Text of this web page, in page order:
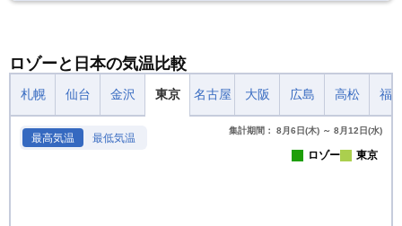
ロゾーと日本の気温比較
札幌 仙台 金沢 東京 名古屋 大阪 広島 高松 福
最高気温 最低気温
集計期間： 8月6日(木) ～ 8月12日(水)
ロゾー 東京